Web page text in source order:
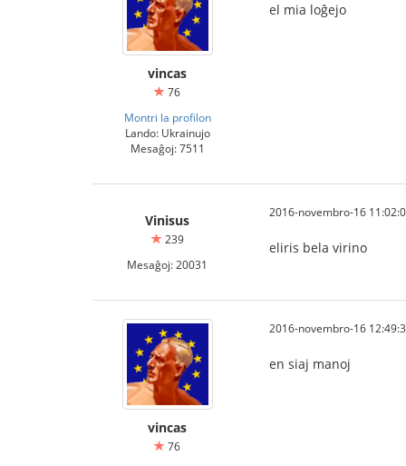
vincas
76
Montri la profilon
Lando: Ukrainujo
Mesaĝoj: 7511
el mia loĝejo
Vinisus
239
Mesaĝoj: 20031
2016-novembro-16
eliris bela virino
vincas
76
2016-novembro-16
en siaj manoj